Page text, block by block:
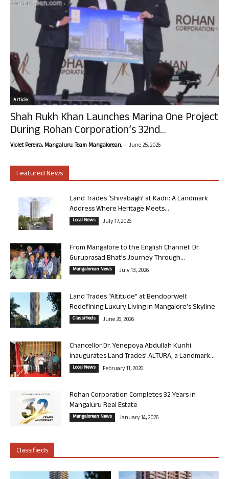
Article
Shah Rukh Khan Launches Marina One Project
During Rohan Corporation’s 32nd...
Violet Pereira, Mangaluru. Team Mangalorean. - June 25, 2026
Featured News
Land Trades ‘Shivabagh’ at Kadri: A Landmark
Address Where Heritage Meets...
Local News July 17, 2026
From Mangalore to the English Channel: Dr
Guruprasad Bhat’s Journey Through...
Mangalorean News July 13, 2026
Land Trades “Altitude” at Bendoorwell:
Redefining Luxury Living in Mangalore’s Skyline
Classifieds June 26, 2026
Chancellor Dr. Yenepoya Abdullah Kunhi
Inaugurates Land Trades’ ALTURA, a Landmark...
Local News February 11, 2026
Rohan Corporation Completes 32 Years in
Mangaluru Real Estate
Mangalorean News January 14, 2026
Classifieds